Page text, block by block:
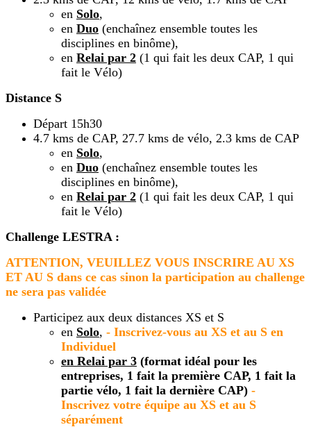
en Solo,
en Duo (enchaînez ensemble toutes les
disciplines en binôme),
en Relai par 2 (1 qui fait les deux CAP, 1 qui
fait le Vélo)
Distance S
Départ 15h30
4.7 kms de CAP, 27.7 kms de vélo, 2.3 kms de CAP
en Solo,
en Duo (enchaînez ensemble toutes les
disciplines en binôme),
en Relai par 2 (1 qui fait les deux CAP, 1 qui
fait le Vélo)
Challenge LESTRA :
ATTENTION, VEUILLEZ VOUS INSCRIRE AU XS
ET AU S dans ce cas sinon la participation au challenge
ne sera pas validée
Participez aux deux distances XS et S
en Solo, - Inscrivez-vous au XS et au S en
Individuel
en Relai par 3 (format idéal pour les
entreprises, 1 fait la première CAP, 1 fait la
partie vélo, 1 fait la dernière CAP) -
Inscrivez votre équipe au XS et au S
séparément